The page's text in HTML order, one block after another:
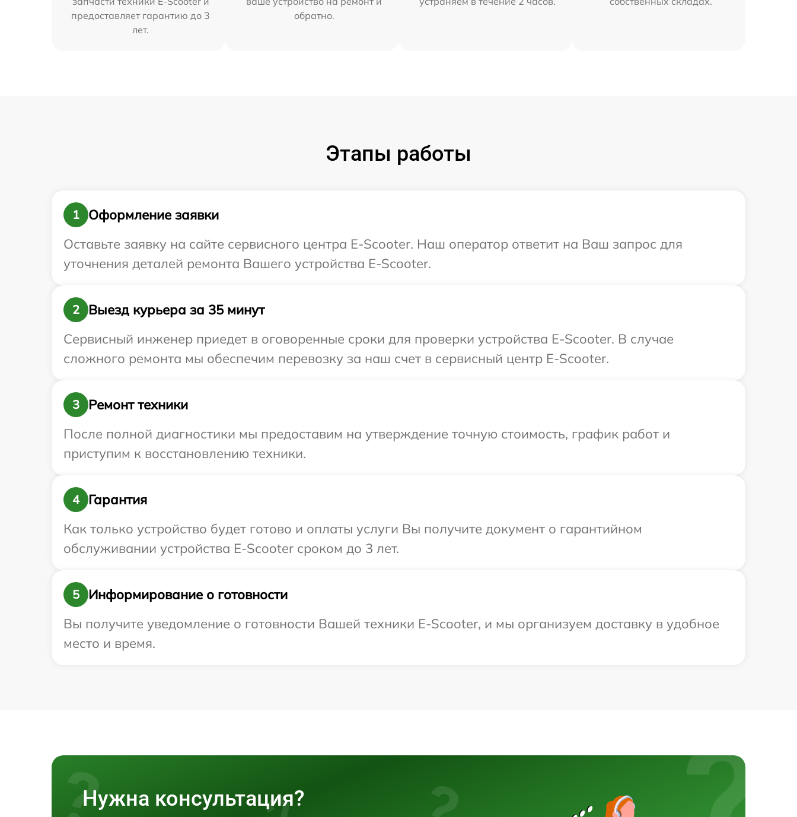
предоставляет гарантию до 3
лет.
обратно.
Этапы работы
1
Оформление заявки
Оставьте заявку на сайте сервисного центра E-Scooter. Наш оператор ответит на Ваш запрос для
уточнения деталей ремонта Вашего устройства E-Scooter.
2
Выезд курьера за 35 минут
Сервисный инженер приедет в оговоренные сроки для проверки устройства E-Scooter. В случае
сложного ремонта мы обеспечим перевозку за наш счет в сервисный центр E-Scooter.
3
Ремонт техники
После полной диагностики мы предоставим на утверждение точную стоимость, график работ и
приступим к восстановлению техники.
4
Гарантия
Как только устройство будет готово и оплаты услуги Вы получите документ о гарантийном
обслуживании устройства E-Scooter сроком до 3 лет.
5
Информирование о готовности
Вы получите уведомление о готовности Вашей техники E-Scooter, и мы организуем доставку в удобное
место и время.
Нужна консультация?